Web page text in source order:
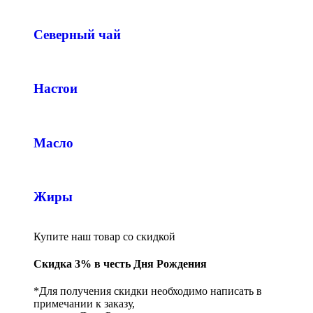
Северный чай
Настои
Масло
Жиры
Купите наш товар со скидкой
Скидка 3% в честь Дня Рождения
*Для получения скидки необходимо написать в
примечании к заказу,